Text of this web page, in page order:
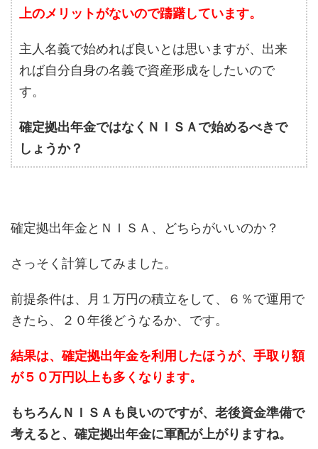
上のメリットがないので躊躇しています。
主人名義で始めれば良いとは思いますが、出来
れば自分自身の名義で資産形成をしたいので
す。
確定拠出年金ではなくＮＩＳＡで始めるべきで
しょうか？
確定拠出年金とＮＩＳＡ、どちらがいいのか？
さっそく計算してみました。
前提条件は、月１万円の積立をして、６％で運用で
きたら、２０年後どうなるか、です。
結果は、確定拠出年金を利用したほうが、手取り額
が５０万円以上も多くなります。
もちろんＮＩＳＡも良いのですが、老後資金準備で
考えると、確定拠出年金に軍配が上がりますね。